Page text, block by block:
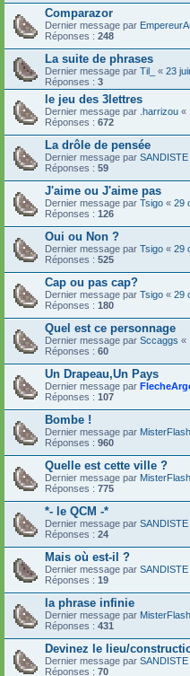
Comparazor
Dernier message par
Réponses : 248
La suite de phrases
Dernier message par Til_ « 23
Réponses : 3
le jeu des 3lettres
Dernier message par .harrizou «
Réponses : 672
La drôle de pensée
Dernier message par SANDISTE
Réponses : 59
J'aime ou J'aime pas
Dernier message par Tsigo « 29
Réponses : 126
Oui ou Non ?
Dernier message par Tsigo « 29
Réponses : 525
Cap ou pas cap?
Dernier message par Tsigo « 29
Réponses : 180
Quel est ce personnage
Dernier message par Sccaggs «
Réponses : 60
Un Drapeau,Un Pays
Dernier message par
Réponses : 107
Bombe !
Dernier message par
Réponses : 960
Quelle est cette ville ?
Dernier message par
Réponses : 775
*- le QCM -*
Dernier message par SANDISTE
Réponses : 24
Mais où est-il ?
Dernier message par SANDISTE
Réponses : 19
la phrase infinie
Dernier message par
Réponses : 431
Devinez le lieu/
Dernier message par SANDISTE
Réponses : 70